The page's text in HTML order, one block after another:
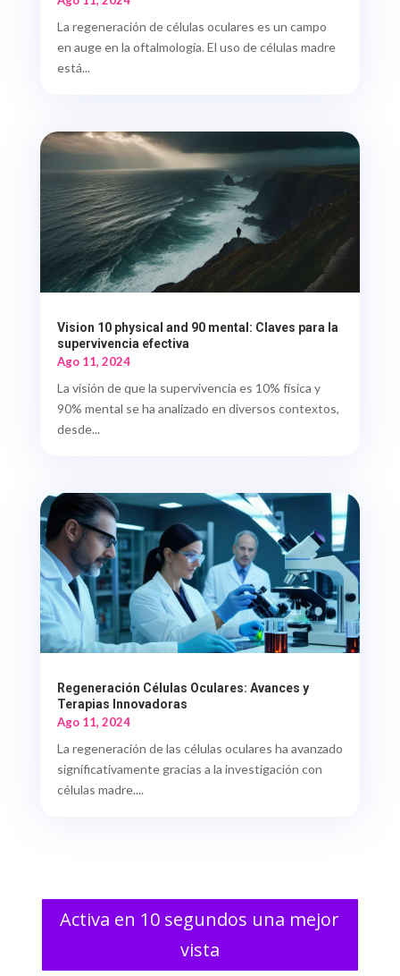
La regeneración de células oculares es un campo
en auge en la oftalmología. El uso de células madre
está...
Vision 10 physical and 90 mental: Claves para la
supervivencia efectiva
Ago 11, 2024
La visión de que la supervivencia es 10% física y
90% mental se ha analizado en diversos contextos,
desde...
Regeneración Células Oculares: Avances y
Terapias Innovadoras
Ago 11, 2024
La regeneración de las células oculares ha avanzado
significativamente gracias a la investigación con
células madre....
Activa en 10 segundos una mejor
vista